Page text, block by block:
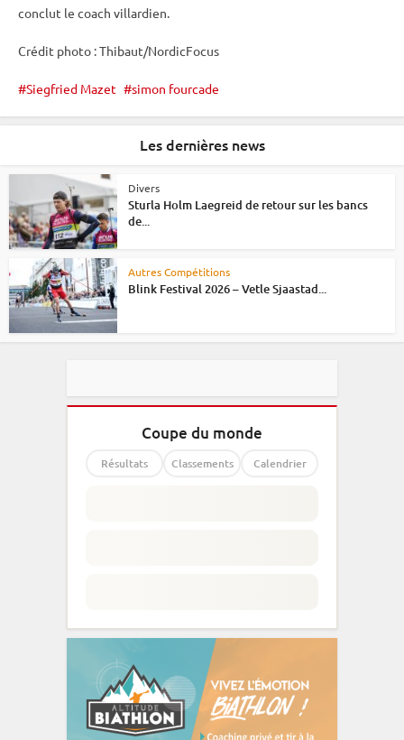
conclut le coach villardien.
Crédit photo : Thibaut/NordicFocus
Siegfried Mazet simon fourcade
Les dernières news
Divers
Sturla Holm Laegreid de retour sur les bancs
de...
Autres Compétitions
Blink Festival 2026 – Vetle Sjaastad...
Coupe du monde
Résultats Classements Calendrier